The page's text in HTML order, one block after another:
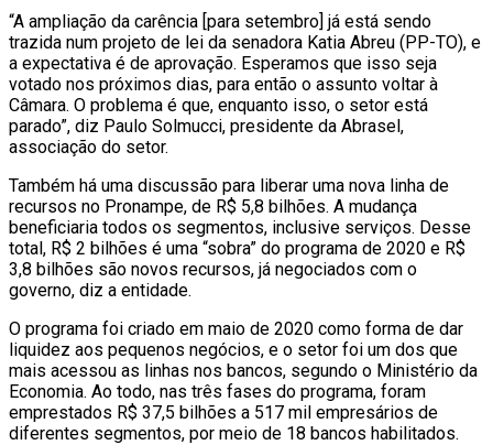
“A ampliação da carência [para setembro] já está sendo
trazida num projeto de lei da senadora Katia Abreu (PP-TO), e
a expectativa é de aprovação. Esperamos que isso seja
votado nos próximos dias, para então o assunto voltar à
Câmara. O problema é que, enquanto isso, o setor está
parado”, diz Paulo Solmucci, presidente da Abrasel,
associação do setor.
Também há uma discussão para liberar uma nova linha de
recursos no Pronampe, de R$ 5,8 bilhões. A mudança
beneficiaria todos os segmentos, inclusive serviços. Desse
total, R$ 2 bilhões é uma “sobra” do programa de 2020 e R$
3,8 bilhões são novos recursos, já negociados com o
governo, diz a entidade.
O programa foi criado em maio de 2020 como forma de dar
liquidez aos pequenos negócios, e o setor foi um dos que
mais acessou as linhas nos bancos, segundo o Ministério da
Economia. Ao todo, nas três fases do programa, foram
emprestados R$ 37,5 bilhões a 517 mil empresários de
diferentes segmentos, por meio de 18 bancos habilitados.